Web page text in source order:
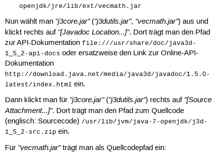
openjdk/jre/lib/ext/vecmath.jar
Nun wählt man "j3core.jar"("j3dutils.jar", "vecmath.jar") aus und
klickt rechts auf "[Javadoc Location...]". Dort trägt man den Pfad
zur API-Dokumentation file:///usr/share/doc/java3d-
1_5_2-api-docs oder ersatzweise den Link zur Online-API-
Dokumentation
http://download.java.net/media/java3d/javadoc/1.5.0-
latest/index.html ein.
Dann klickt man für "j3core.jar"("j3dutils.jar") rechts auf "[Source
Attachment...]". Dort trägt man den Pfad zum Quellcode
(englisch: Sourcecode) /usr/lib/jvm/java-7-openjdk/j3d-
1_5_2-src.zip ein.
Für "vecmath.jar"trägt man als Quellcodepfad ein: